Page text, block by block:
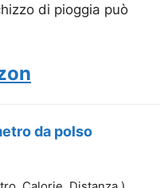
di pioggia può
da polso